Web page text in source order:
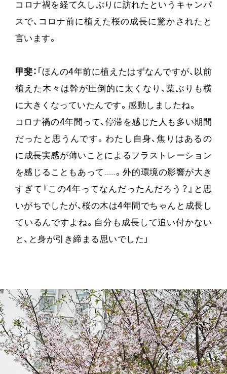
コロナ禍を経て久しぶりに訪れたというキャンパ
スで、コロナ前に植えた桜の成長に驚かされたと
言います。
甲斐： 「ほんの4年前に植えたはずなんですが、以前
植えた木々は幹が圧倒的に太くなり、葉ぶりも横
に大きくなっていたんです。感動しましたね。
コロナ禍の4年間って、停滞を感じた人も多い期間
だったと思うんです。わたし自身、焦りはあるの
に成長実感が薄いことによるフラストレーション
を感じることもあって……。外的環境の影響が大き
すぎて『この4年ってなんだったんだろう？』と思
いがちでしたが、桜の木は4年間でちゃんと成長し
ているんですよね。自分も成長して追い付かない
と、と身が引き締まる思いでした」